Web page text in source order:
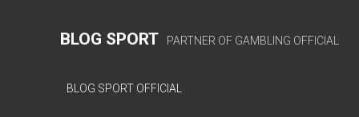
BLOG SPORT PARTNER OF GAMBLING OFFICIAL
BLOG SPORT OFFICIAL